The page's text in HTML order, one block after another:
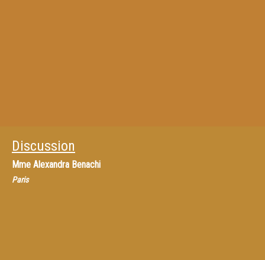
Discussion
Mme Alexandra Benachi
Paris